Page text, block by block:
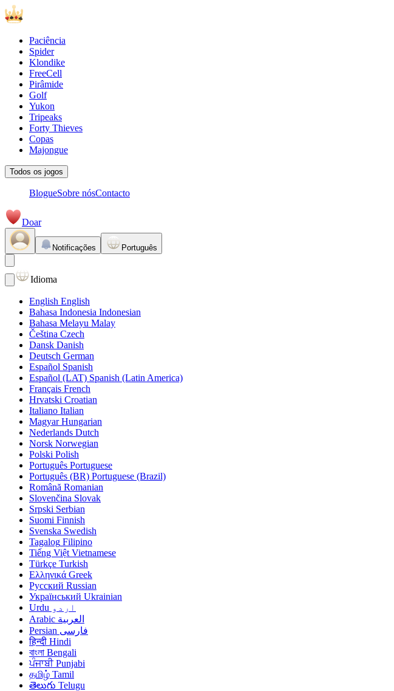
Paciência
Spider
Klondike
FreeCell
Pirâmide
Golf
Yukon
Tripeaks
Forty Thieves
Copas
Majongue
Todos os jogos
BlogueSobre nósContacto
Doar
Notificações Português
Idioma
English English
Bahasa Indonesia Indonesian
Bahasa Melayu Malay
Čeština Czech
Dansk Danish
Deutsch German
Español Spanish
Español (LAT) Spanish (Latin America)
Français French
Hrvatski Croatian
Italiano Italian
Magyar Hungarian
Nederlands Dutch
Norsk Norwegian
Polski Polish
Português Portuguese
Português (BR) Portuguese (Brazil)
Română Romanian
Slovenčina Slovak
Srpski Serbian
Suomi Finnish
Svenska Swedish
Tagalog Filipino
Tiếng Việt Vietnamese
Türkçe Turkish
Ελληνικά Greek
Русский Russian
Український Ukrainian
اردو Urdu
العربية Arabic
فارسی Persian
हिन्दी Hindi
বাংলা Bengali
ਪੰਜਾਬੀ Punjabi
தமிழ் Tamil
తెలుగు Telugu